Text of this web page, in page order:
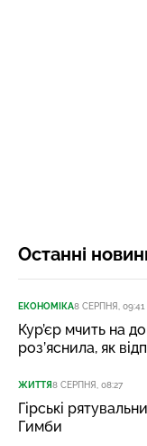
Останні
ЕКОНОМІКА8 СЕРПНЯ, 09:41
Кур’єр мчить на
роз’яснила, як
ЖИТТЯ8 СЕРПНЯ, 08:27
Гірські
Гимби